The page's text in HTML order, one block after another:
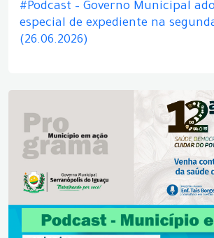
#Podcast – Governo Municipal
especial de expediente na
(26.06.2026)